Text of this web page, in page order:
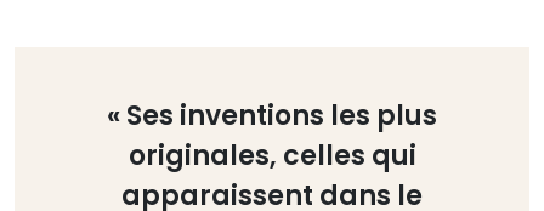
« Ses inventions les plus
originales, celles qui
apparaissent dans le